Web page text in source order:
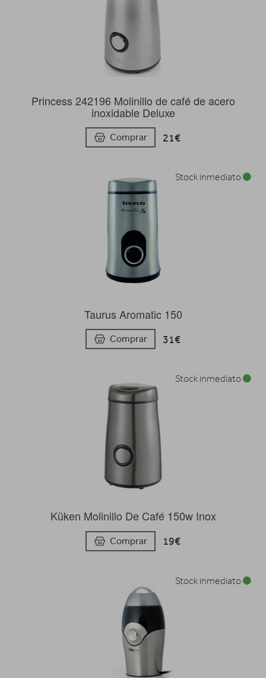
Princess 242196 Molinillo de café de acero
inoxidable Deluxe
Comprar 21€
Taurus Aromatic 150
Comprar 31€
Stock inmediato
Küken Molinillo De Café 150w Inox
Comprar 19€
Stock inmediato
Stock inmediato